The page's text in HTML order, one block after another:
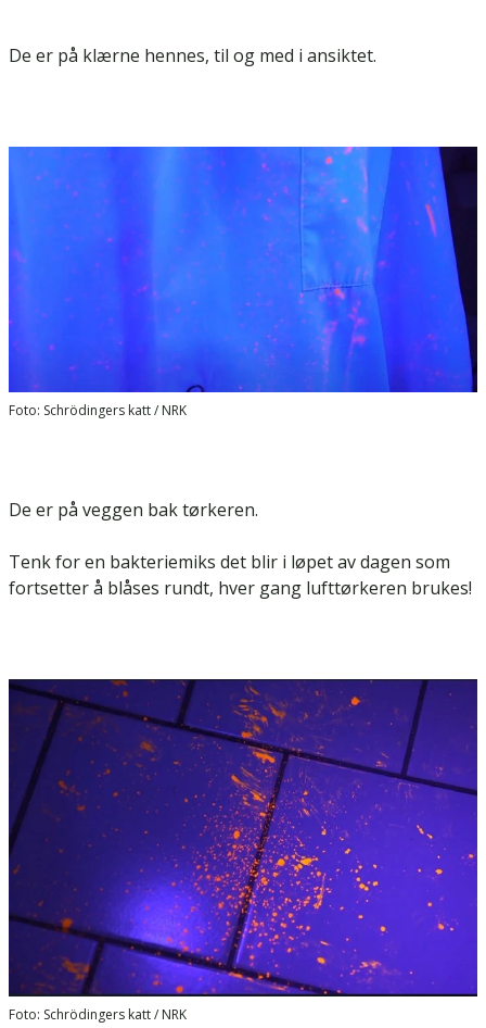
De er på klærne hennes, til og med i ansiktet.
Foto: Schrödingers katt / NRK
De er på veggen bak tørkeren.
Tenk for en bakteriemiks det blir i løpet av dagen som
fortsetter å blåses rundt, hver gang lufttørkeren brukes!
Foto: Schrödingers katt / NRK